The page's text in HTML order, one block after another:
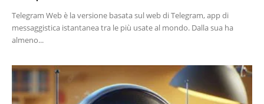
Telegram Web è la versione basata sul web di Telegram, app di
messaggistica istantanea tra le più usate al mondo. Dalla sua ha
almeno...